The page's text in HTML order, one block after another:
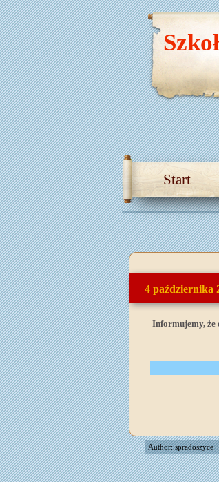
Start
4 października
Informujemy, że
Author: spradoszyce